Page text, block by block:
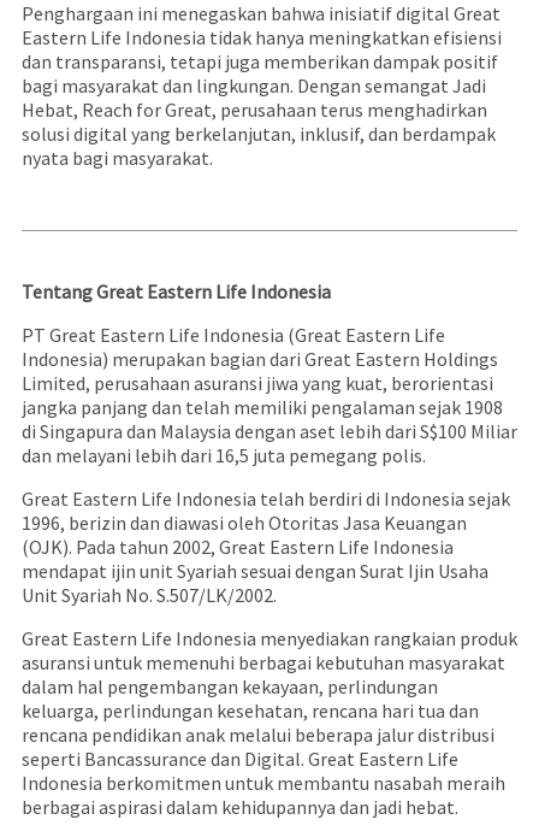
Penghargaan ini menegaskan bahwa inisiatif digital Great
Eastern Life Indonesia tidak hanya meningkatkan efisiensi
dan transparansi, tetapi juga memberikan dampak positif
bagi masyarakat dan lingkungan. Dengan semangat Jadi
Hebat, Reach for Great, perusahaan terus menghadirkan
solusi digital yang berkelanjutan, inklusif, dan berdampak
nyata bagi masyarakat.
Tentang Great Eastern Life Indonesia
PT Great Eastern Life Indonesia (Great Eastern Life
Indonesia) merupakan bagian dari Great Eastern Holdings
Limited, perusahaan asuransi jiwa yang kuat, berorientasi
jangka panjang dan telah memiliki pengalaman sejak 1908
di Singapura dan Malaysia dengan aset lebih dari S$100 Miliar
dan melayani lebih dari 16,5 juta pemegang polis.
Great Eastern Life Indonesia telah berdiri di Indonesia sejak
1996, berizin dan diawasi oleh Otoritas Jasa Keuangan
(OJK). Pada tahun 2002, Great Eastern Life Indonesia
mendapat ijin unit Syariah sesuai dengan Surat Ijin Usaha
Unit Syariah No. S.507/LK/2002.
Great Eastern Life Indonesia menyediakan rangkaian produk
asuransi untuk memenuhi berbagai kebutuhan masyarakat
dalam hal pengembangan kekayaan, perlindungan
keluarga, perlindungan kesehatan, rencana hari tua dan
rencana pendidikan anak melalui beberapa jalur distribusi
seperti Bancassurance dan Digital. Great Eastern Life
Indonesia berkomitmen untuk membantu nasabah meraih
berbagai aspirasi dalam kehidupannya dan jadi hebat.